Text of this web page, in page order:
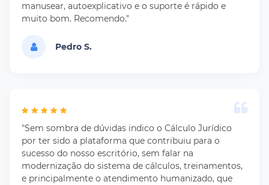
manusear, autoexplicativo e o suporte é rápido e
muito bom. Recomendo."
Pedro S.
"Sem sombra de dúvidas indico o Cálculo Jurídico
por ter sido a plataforma que contribuiu para o
sucesso do nosso escritório, sem falar na
modernização do sistema de cálculos, treinamentos,
e principalmente o atendimento humanizado, que